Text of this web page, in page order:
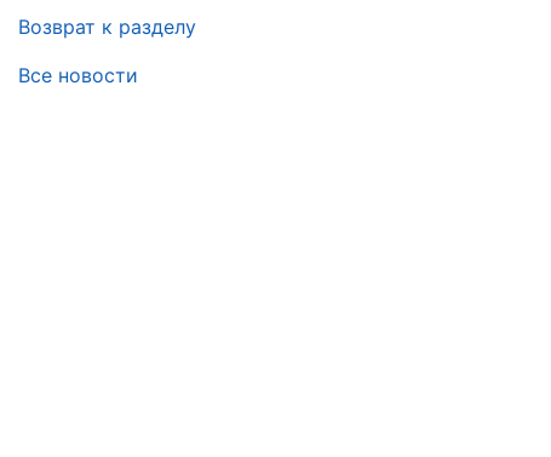
Возврат к разделу
Все новости